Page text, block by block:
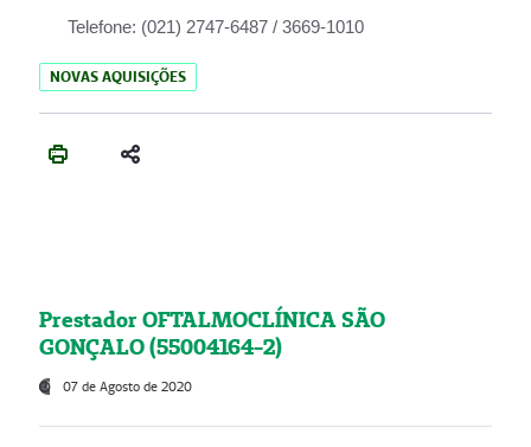
Telefone: (021) 2747-6487 / 3669-1010
NOVAS AQUISIÇÕES
Prestador OFTALMOCLÍNICA SÃO
GONÇALO (55004164-2)
07 de Agosto de 2020